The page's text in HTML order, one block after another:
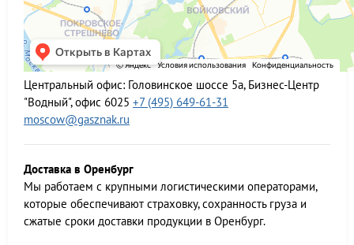
Центральный офис: Головинское шоссе 5а, Бизнес-Центр
"Водный", офис 6025 +7 (495) 649-61-31
moscow@gasznak.ru
Доставка в Оренбург
Мы работаем c крупными логистическими операторами,
которые обеспечивают страховку, сохранность груза и
сжатые сроки доставки продукции в Оренбург.